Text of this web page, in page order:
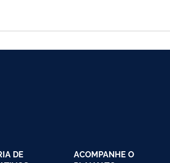
DE
ACOMPANHE O